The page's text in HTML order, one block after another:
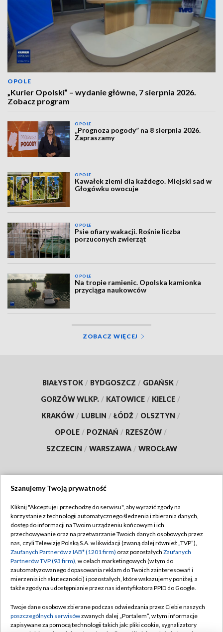
OPOLE
„Kurier Opolski” – wydanie główne, 7 sierpnia 2026.
Zobacz program
OPOLE
„Prognoza pogody” na 8 sierpnia 2026.
Zapraszamy
OPOLE
Kawałek ziemi dla każdego. Miejski sad w
Głogówku owocuje
OPOLE
Psie ofiary wakacji. Rośnie liczba
porzuconych zwierząt
OPOLE
Na tropie ramienic. Opolska kamionka
przyciąga naukowców
ZOBACZ WIĘCEJ
BIAŁYSTOK / BYDGOSZCZ / GDAŃSK /
GORZÓW WLKP. / KATOWICE / KIELCE /
KRAKÓW / LUBLIN / ŁÓDŹ / OLSZTYN /
OPOLE / POZNAŃ / RZESZÓW /
SZCZECIN / WARSZAWA / WROCŁAW
TVP
Abonament TVP
Emisja w TVP
Centrum informacji TVP
Naziemna Telewizja Cyfrowa
Rada Programowa
Regulamin TVP
Polityka prywatności
Moje zgody
Pomoc
Kontakt
Szanujemy Twoją prywatność
Kliknij "Akceptuję i przechodzę do serwisu", aby wyrazić zgody na
korzystanie z technologii automatycznego śledzenia i zbierania danych,
dostęp do informacji na Twoim urządzeniu końcowym i ich
przechowywanie oraz na przetwarzanie Twoich danych osobowych przez
nas, czyli Telewizję Polską S.A. w likwidacji (zwaną dalej również „TVP”),
Zaufanych Partnerów z IAB* (1201 firm) oraz pozostałych Zaufanych
Partnerów TVP (93 firm), w celach marketingowych (w tym do
zautomatyzowanego dopasowania reklam do Twoich zainteresowań i
mierzenia ich skuteczności) i pozostałych, które wskazujemy poniżej, a
także zgody na udostępnianie przez nas identyfikatora PPID do Google.
Twoje dane osobowe zbierane podczas odwiedzania przez Ciebie naszych
poszczególnych serwisówzwanych dalej „Portalem”, w tym informacje
zapisywane za pomocą technologii takich jak: pliki cookie, sygnalizatory